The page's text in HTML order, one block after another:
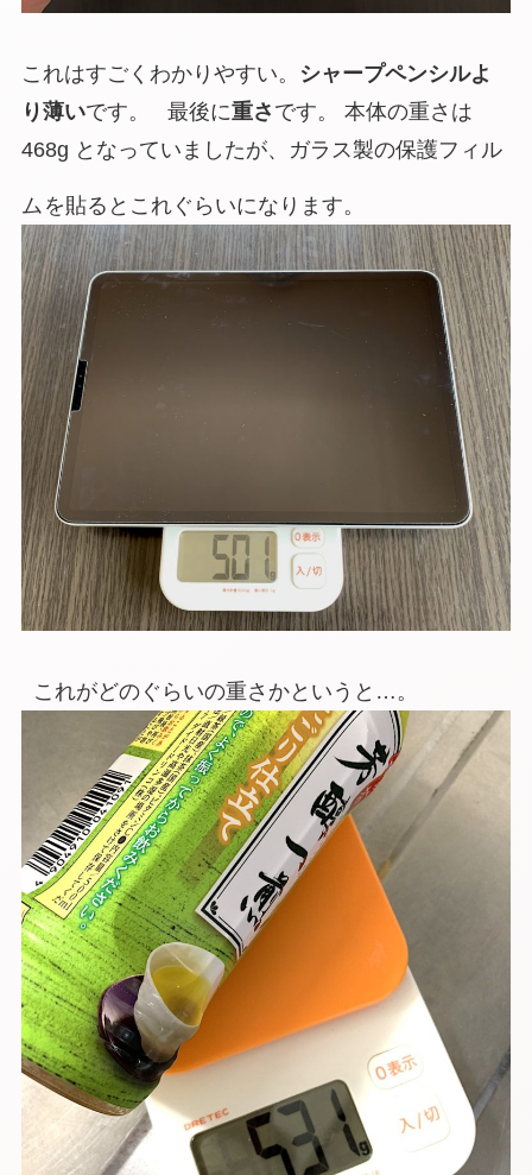
これはすごくわかりやすい。
シャープペンシルよ
り薄いです。 最後に重さ です。 本体の重さは
468g となっていましたが、ガラス製の保護フィル
ム を貼るとこれぐらいになります。
これがどのぐらいの重さかというと…。